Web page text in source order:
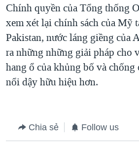
Chính quyền của Tổng thống
xem xét lại chính sách của Mỹ
Pakistan, nước láng giềng của
ra những những giải pháp cho
hang ổ của khủng bố và chống
nổi dậy hữu hiệu hơn.
Chia sẻ Follow us